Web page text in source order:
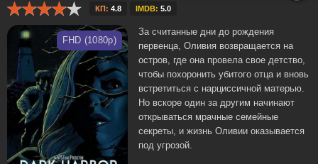
КП: 4.8 IMDB: 5.0
FHD (1080p)
За считанные дни до рождения
первенца, Оливия возвращается на
остров, где она провела свое детство,
чтобы похоронить убитого отца и вновь
встретиться с нарциссичной матерью.
Но вскоре один за другим начинают
открываться мрачные семейные
секреты, и жизнь Оливии оказывается
под угрозой.